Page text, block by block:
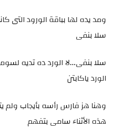
ومد يده لها بباقة الورود
سلا بنفى
سلا بنفى...لا الورد ده تديه
الورد ياكابتن
وهنا هز فارس رأسه بأيجاب
هذه الأثناء سامى بتفهم